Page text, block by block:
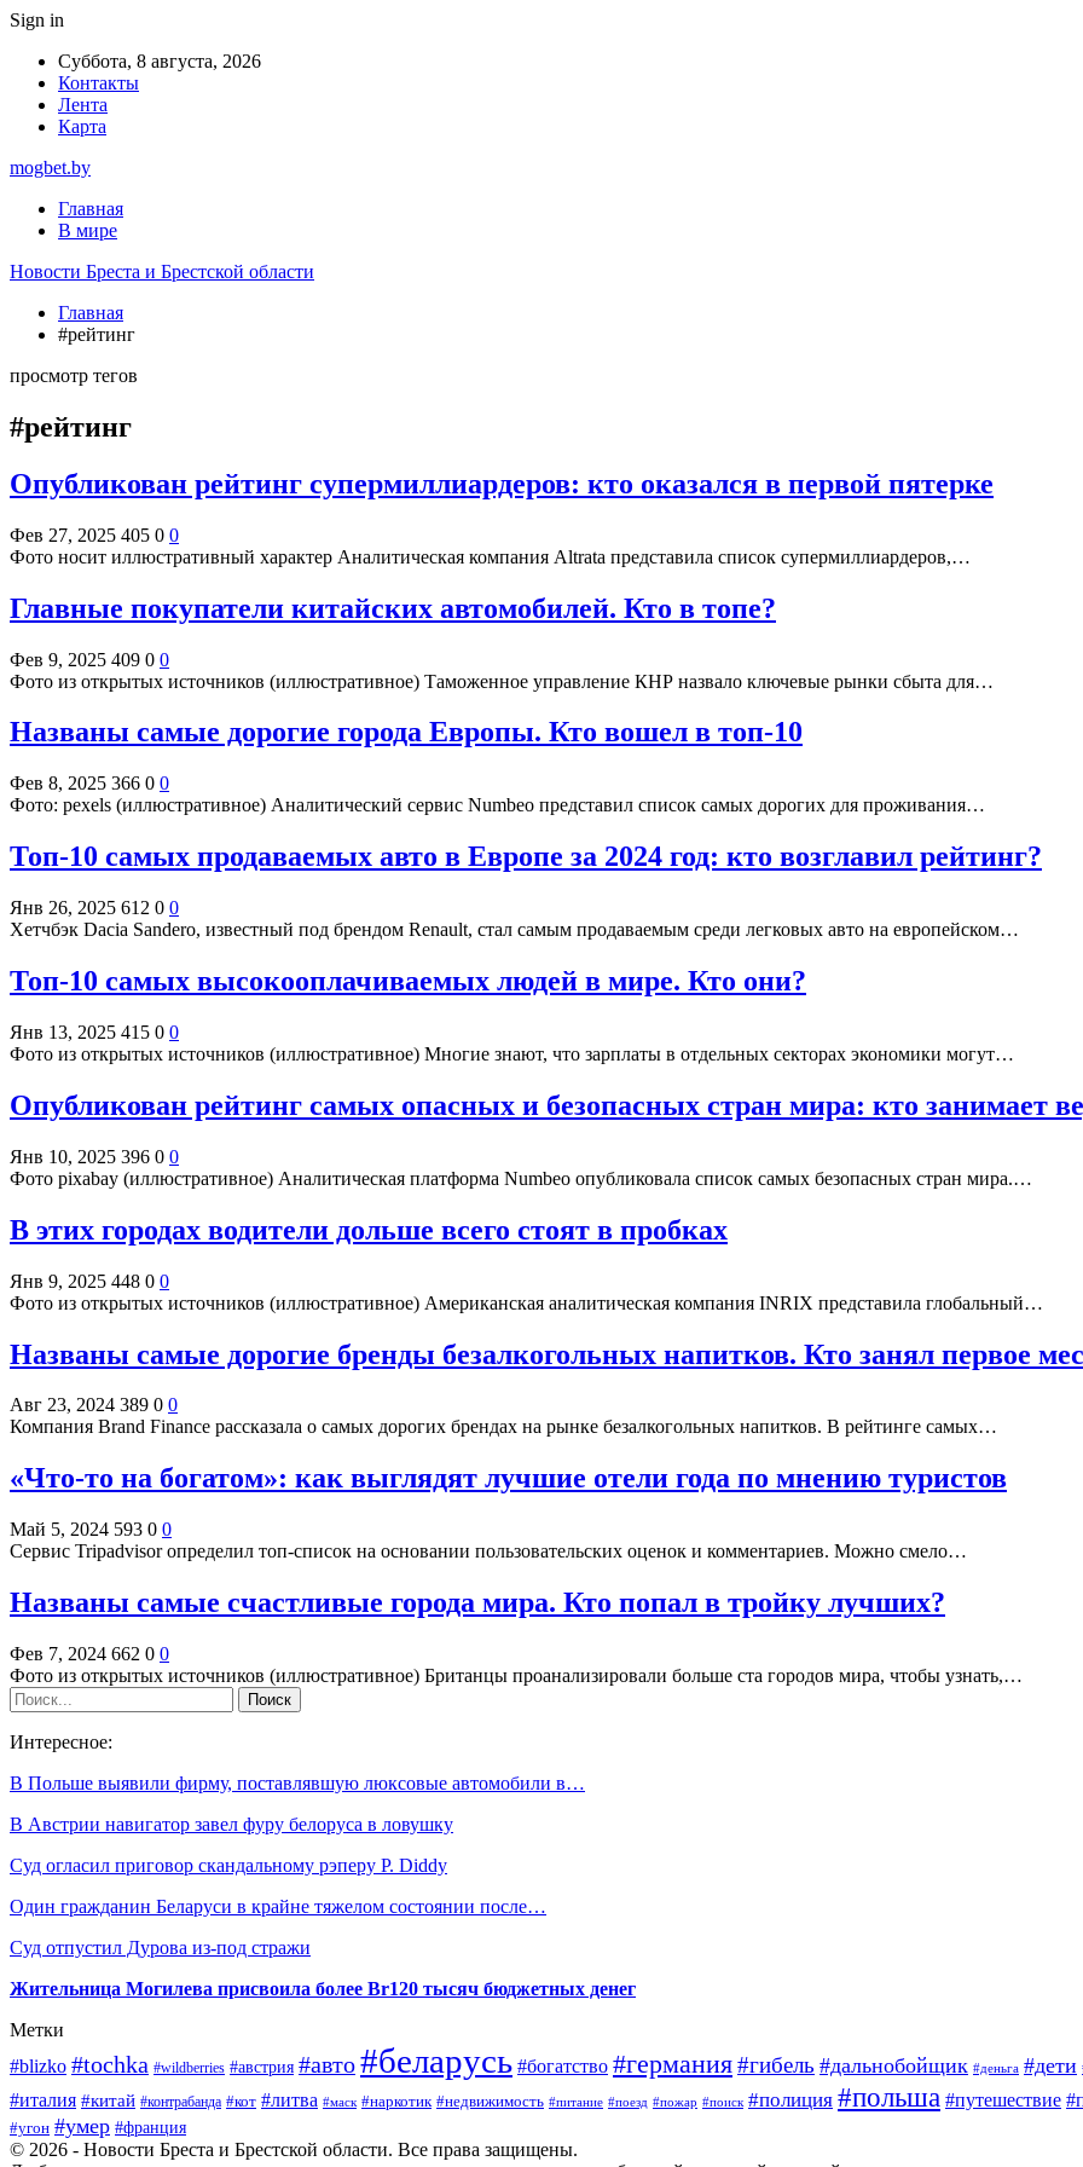
Sign in
Суббота, 8 августа, 2026
Контакты
Лента
Карта
mogbet.by
Главная
В мире
Новости Бреста и Брестской области
Главная
#рейтинг
просмотр тегов
#рейтинг
Опубликован рейтинг супермиллиардеров: кто оказался в первой пятерке
Фев 27, 2025 405 0 0
Фото носит иллюстративный характер Аналитическая компания Altratа представила список супермиллиардеров,…
Главные покупатели китайских автомобилей. Кто в топе?
Фев 9, 2025 409 0 0
Фото из открытых источников (иллюстративное) Таможенное управление КНР назвало ключевые рынки сбыта для…
Названы самые дорогие города Европы. Кто вошел в топ-10
Фев 8, 2025 366 0 0
Фото: pexels (иллюстративное) Аналитический сервис Numbeo представил список самых дорогих для проживания…
Топ-10 самых продаваемых авто в Европе за 2024 год: кто возглавил рейтинг?
Янв 26, 2025 612 0 0
Хетчбэк Dacia Sandero, известный под брендом Renault, стал самым продаваемым среди легковых авто на европейском…
Топ-10 самых высокооплачиваемых людей в мире. Кто они?
Янв 13, 2025 415 0 0
Фото из открытых источников (иллюстративное) Многие знают, что зарплаты в отдельных секторах экономики могут…
Опубликован рейтинг самых опасных и безопасных стран мира: кто занимает
Янв 10, 2025 396 0 0
Фото pixabay (иллюстративное) Аналитическая платформа Numbeo опубликовала список самых безопасных стран мира.…
В этих городах водители дольше всего стоят в пробках
Янв 9, 2025 448 0 0
Фото из открытых источников (иллюстративное) Американская аналитическая компания INRIX представила глобальный…
Названы самые дорогие бренды безалкогольных напитков. Кто занял первое
Авг 23, 2024 389 0 0
Компания Brand Finance рассказала о самых дорогих брендах на рынке безалкогольных напитков. В рейтинге самых…
«Что-то на богатом»: как выглядят лучшие отели года по мнению туристов
Май 5, 2024 593 0 0
Сервис Tripadvisor определил топ-список на основании пользовательских оценок и комментариев. Можно смело…
Названы самые счастливые города мира. Кто попал в тройку лучших?
Фев 7, 2024 662 0 0
Фото из открытых источников (иллюстративное) Британцы проанализировали больше ста городов мира, чтобы узнать,…
Интересное:
В Польше выявили фирму, поставлявшую люксовые автомобили в…
В Австрии навигатор завел фуру белоруса в ловушку
Суд огласил приговор скандальному рэперу P. Diddy
Один гражданин Беларуси в крайне тяжелом состоянии после…
Суд отпустил Дурова из-под стражи
Жительница Могилева присвоила более Br120 тысяч бюджетных денег
Метки
#blizko #tochka #wildberries #австрия #авто#беларусь #богатство #германия#гибель #дальнобойщик #деньга #дети
#италия #китай #контрабанда #кот #литва #маск #наркотик #недвижимость #питание #поезд #пожар #поиск #полиция #польша #путешествие
#угон #умер #франция
© 2026 - Новости Бреста и Брестской области. Все права защищены.